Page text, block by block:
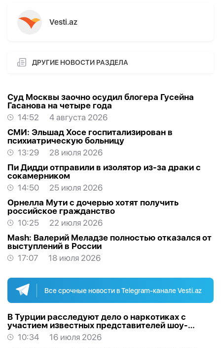
Vesti.az
ДРУГИЕ НОВОСТИ РАЗДЕЛА
Суд Москвы заочно осудил блогера Гусейна
Гасанова на четыре года
14:52
4 августа 2026
СМИ: Эльшад Хосе госпитализирован в
психиатрическую больницу
13:29
28 июля 2026
Пи Дидди отправили в изолятор из-за драки с
сокамерником
14:50
25 июля 2026
Орнелла Мути с дочерью хотят получить
российское гражданство
10:25
22 июля 2026
Mash: Валерий Меладзе полностью отказался от
выступлений в России
17:07
18 июля 2026
Все срочные новости в Telegram-канале Vesti.az
В Турции расследуют дело о наркотиках с
участием известных представителей шоу-
бизнеса
10:34
16 июля 2026